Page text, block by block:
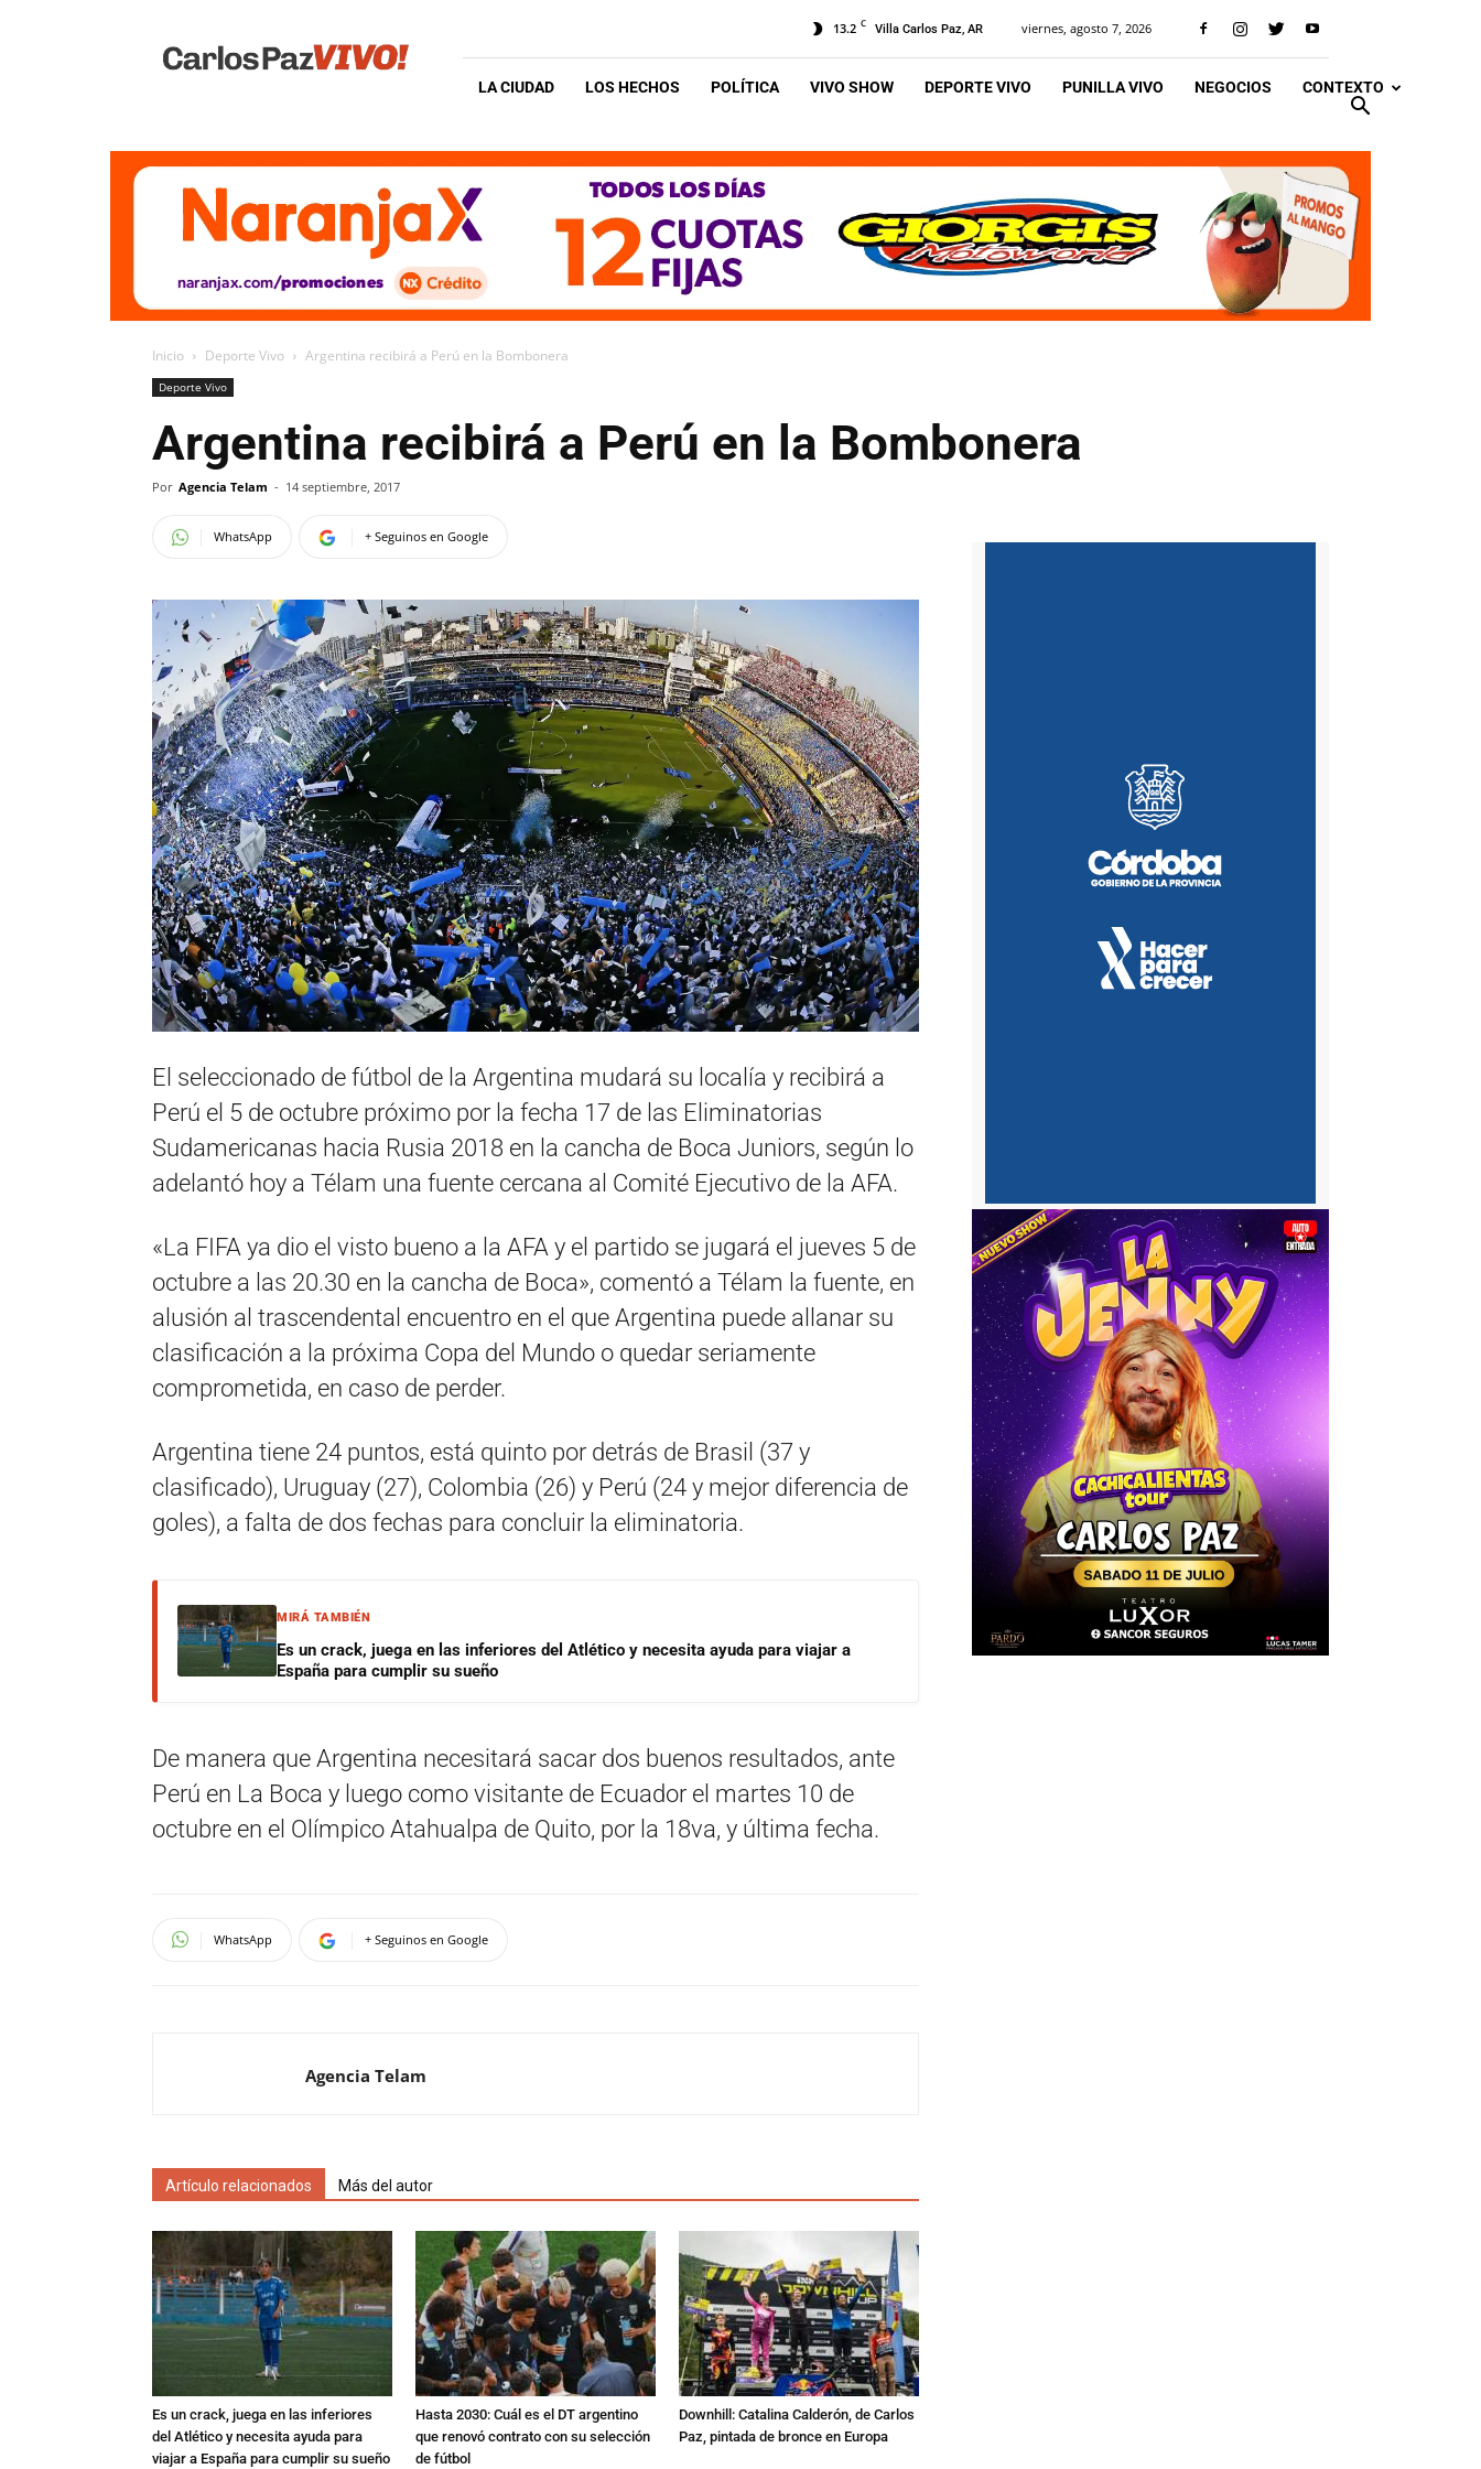
Vivo
13.2 C Villa Carlos Paz, AR viernes, agosto 7, 2026
LA CIUDAD LOS HECHOS POLÍTICA VIVO SHOW DEPORTE VIVO PUNILLA VIVO NEGOCIOS CONTEXTO
Inicio Deporte Vivo Argentina recibirá a Perú en la Bombonera
Deporte Vivo
Argentina recibirá a Perú en la Bombonera
Por Agencia Telam - 14 septiembre, 2017
WhatsApp + Seguinos en Google
El seleccionado de fútbol de la Argentina mudará su localía y recibirá a
Perú el 5 de octubre próximo por la fecha 17 de las Eliminatorias
Sudamericanas hacia Rusia 2018 en la cancha de Boca Juniors, según lo
adelantó hoy a Télam una fuente cercana al Comité Ejecutivo de la AFA.
«La FIFA ya dio el visto bueno a la AFA y el partido se jugará el jueves 5 de
octubre a las 20.30 en la cancha de Boca», comentó a Télam la fuente, en
alusión al trascendental encuentro en el que Argentina puede allanar su
clasificación a la próxima Copa del Mundo o quedar seriamente
comprometida, en caso de perder.
Argentina tiene 24 puntos, está quinto por detrás de Brasil (37 y
clasificado), Uruguay (27), Colombia (26) y Perú (24 y mejor diferencia de
goles), a falta de dos fechas para concluir la eliminatoria.
MIRÁ TAMBIÉN
Es un crack, juega en las inferiores del Atlético y necesita ayuda para viajar a
España para cumplir su sueño
De manera que Argentina necesitará sacar dos buenos resultados, ante
Perú en La Boca y luego como visitante de Ecuador el martes 10 de
octubre en el Olímpico Atahualpa de Quito, por la 18va, y última fecha.
WhatsApp + Seguinos en Google
Agencia Telam
Artículo relacionados Más del autor
Es un crack, juega en las inferiores
del Atlético y necesita ayuda para
viajar a España para cumplir su sueño
Hasta 2030: Cuál es el DT argentino
que renovó contrato con su selección
de fútbol
Downhill: Catalina Calderón, de Carlos
Paz, pintada de bronce en Europa